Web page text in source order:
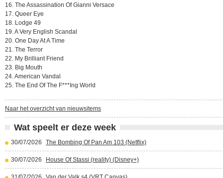
16. The Assassination Of Gianni Versace
17. Queer Eye
18. Lodge 49
19. A Very English Scandal
20. One Day At A Time
21. The Terror
22. My Brilliant Friend
23. Big Mouth
24. American Vandal
25. The End Of The F***Ing World
Naar het overzicht van nieuwsitems
Wat speelt er deze week
30/07/2026 The Bombing Of Pan Am 103 (Netflix)
30/07/2026 House Of Stassi (reality) (Disney+)